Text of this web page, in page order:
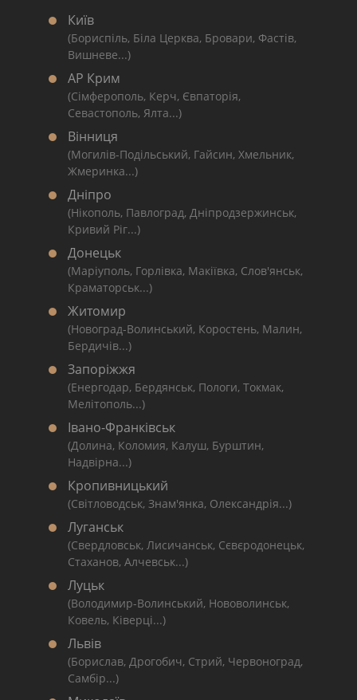
Київ
(Бориспіль, Біла Церква, Бровари, Фастів,
Вишневе...)
АР Крим
(Сімферополь, Керч, Євпаторія,
Севастополь, Ялта...)
Вінниця
(Могилів-Подільський, Гайсин, Хмельник,
Жмеринка...)
Дніпро
(Нікополь, Павлоград, Дніпродзержинськ,
Кривий Ріг...)
Донецьк
(Маріуполь, Горлівка, Макіївка, Слов'янськ,
Краматорськ...)
Житомир
(Новоград-Волинський, Коростень, Малин,
Бердичів...)
Запоріжжя
(Енергодар, Бердянськ, Пологи, Токмак,
Мелітополь...)
Івано-Франківськ
(Долина, Коломия, Калуш, Бурштин,
Надвірна...)
Кропивницький
(Світловодськ, Знам'янка, Олександрія...)
Луганськ
(Свердловськ, Лисичанськ, Сєвєродонецьк,
Стаханов, Алчевськ...)
Луцьк
(Володимир-Волинський, Нововолинськ,
Ковель, Ківерці...)
Львів
(Борислав, Дрогобич, Стрий, Червоноград,
Самбір...)